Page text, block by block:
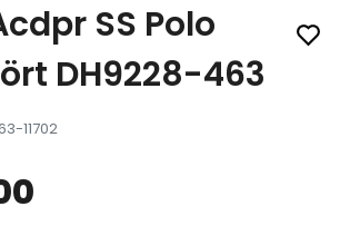
SS Polo
DH9228-463
11702